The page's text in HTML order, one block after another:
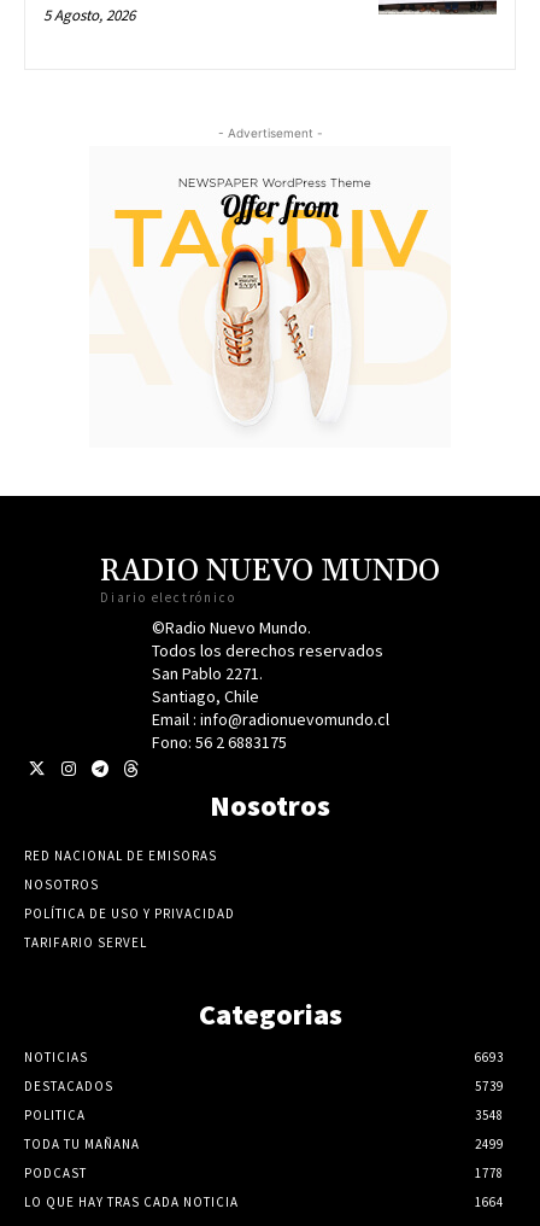
5 Agosto, 2026
- Advertisement -
RADIO NUEVO MUNDO
Diario electrónico
©Radio Nuevo Mundo.
Todos los derechos reservados
San Pablo 2271.
Santiago, Chile
Email : info@radionuevomundo.cl
Fono: 56 2 6883175
Nosotros
RED NACIONAL DE EMISORAS
NOSOTROS
POLÍTICA DE USO Y PRIVACIDAD
TARIFARIO SERVEL
Categorias
NOTICIAS
6693
DESTACADOS
5739
POLITICA
3548
TODA TU MAÑANA
2499
PODCAST
1778
LO QUE HAY TRAS CADA NOTICIA
1664